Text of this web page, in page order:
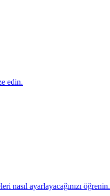
edin.
nasıl ayarlayacağınızı öğrenin.